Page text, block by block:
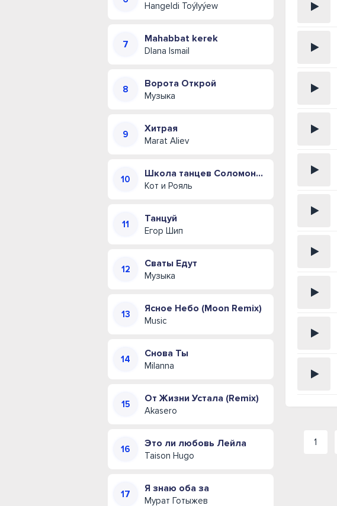
Hangeldi Toýlyýew
Mahabbat kerek
DIana Ismail
Ворота Открой
Музыка
Хитрая
Marat Aliev
Школа танцев Соломона Пляра (Одесская музыкальная комедия)
Кот и Рояль
Танцуй
Егор Шип
Сваты Едут
Музыка
Ясное Небо (Moon Remix)
Music
Снова Ты
Milanna
От Жизни Устала (Remix)
Akasero
Это ли любовь Лейла
Taison Hugo
Я знаю оба за
Мурат Готыжев
1